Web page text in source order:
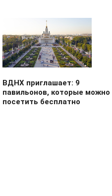
ВДНХ приглашает: 9
павильонов, которые можно
посетить бесплатно